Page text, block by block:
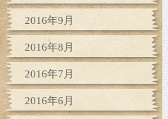
2016年9月
2016年8月
2016年7月
2016年6月